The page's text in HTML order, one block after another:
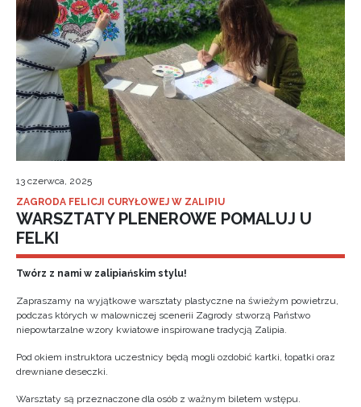
13 czerwca, 2025
ZAGRODA FELICJI CURYŁOWEJ W ZALIPIU
WARSZTATY PLENEROWE POMALUJ U
FELKI
Twórz z nami w zalipiańskim stylu!
Zapraszamy na wyjątkowe warsztaty plastyczne na świeżym powietrzu,
podczas których w malowniczej scenerii Zagrody stworzą Państwo
niepowtarzalne wzory kwiatowe inspirowane tradycją Zalipia.
Pod okiem instruktora uczestnicy będą mogli ozdobić kartki, łopatki oraz
drewniane deseczki.
Warsztaty są przeznaczone dla osób z ważnym biletem wstępu.